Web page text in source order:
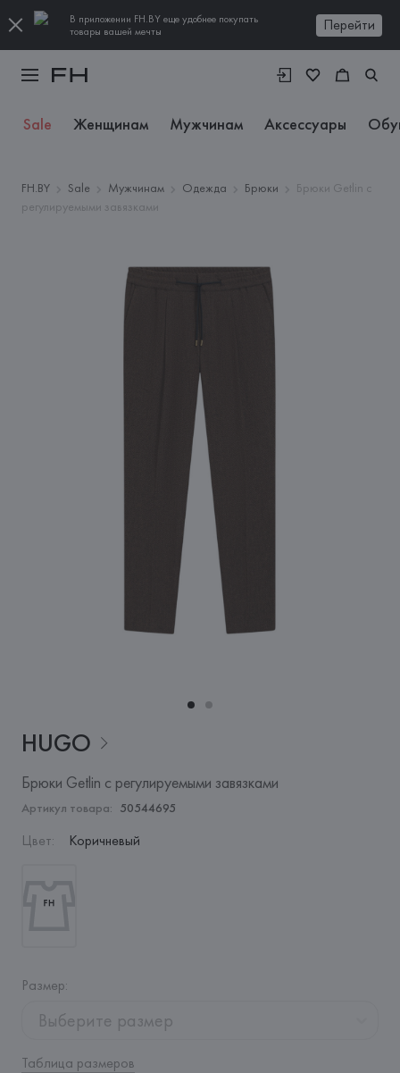
В приложении FH.BY еще удобнее покупать
товары вашей мечты
Перейти
Sale Женщинам Мужчинам Аксессуары
FH.BY Sale Мужчинам Одежда Брюки
Брюки Getlin с
регулируемыми завязками
HUGO
Брюки Getlin с регулируемыми завязками
Артикул товара: 50544695
Цвет: Коричневый
Размер:
Выберите размер
Таблица размеров